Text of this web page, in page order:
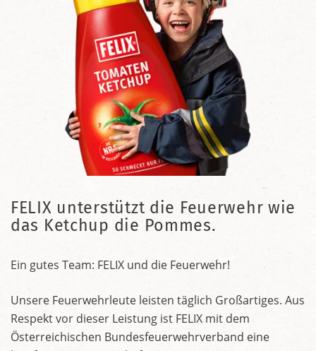
FELIX unterstützt die Feuerwehr wie
das Ketchup die Pommes.
Ein gutes Team: FELIX und die Feuerwehr!
Unsere Feuerwehrleute leisten täglich Großartiges. Aus
Respekt vor dieser Leistung ist FELIX mit dem
Österreichischen Bundesfeuerwehrverband eine